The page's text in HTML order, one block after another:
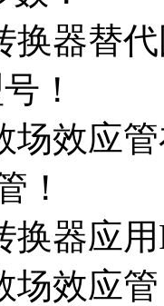
换器替
！
场效应
！
换器应
场效应